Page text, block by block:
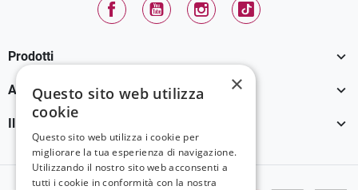
FacebookYouTube InstagramTikTok
Prodotti 
Assistenza Clienti 
Il tuo account 
×
Questo sito web utilizza
cookie
Questo sito web utilizza i cookie per
migliorare la tua esperienza di navigazione.
Utilizzando il nostro sito web acconsenti a
tutti i cookie in conformità con la nostra